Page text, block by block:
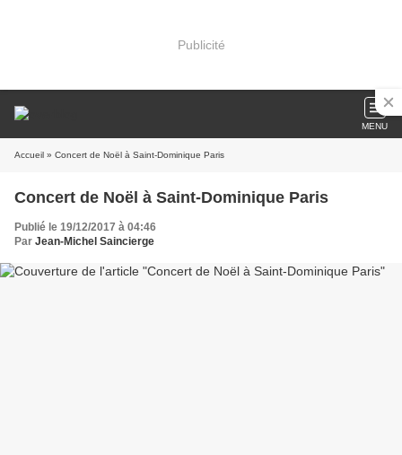
Publicité
MENU
Accueil » Concert de Noël à Saint-Dominique Paris
Concert de Noël à Saint-Dominique Paris
Publié le 19/12/2017 à 04:46
Par Jean-Michel Saincierge